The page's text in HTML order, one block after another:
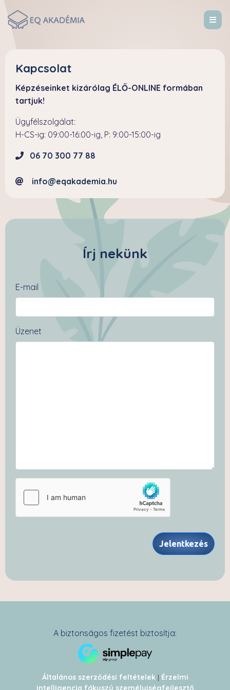
Kapcsolat
Képzéseinket kizárólag ÉLŐ-ONLINE formában
tartjuk!
Ügyfélszolgálat:
H-CS-ig: 09:00-16:00-ig, P: 9:00-15:00-ig
06 70 300 77 88
info@eqakademia.hu
Írj nekünk
E-mail
Üzenet
Jelentkezés
A biztonságos fizetést biztosítja:
Általános szerződési feltételek | Érzelmi
intelligencia fókuszú személyiségfejlesztő